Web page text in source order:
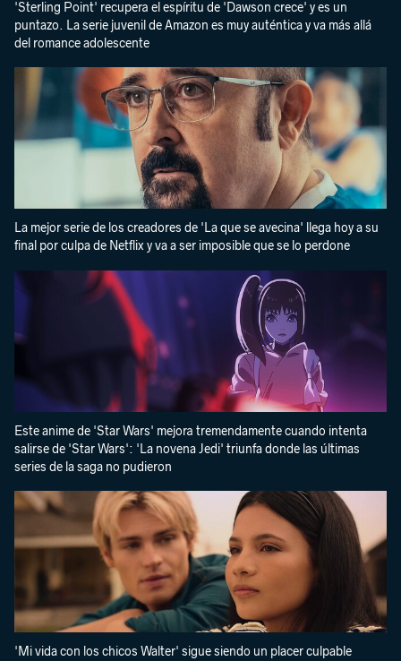
'Sterling Point' recupera el espíritu de 'Dawson crece' y es un
puntazo. La serie juvenil de Amazon es muy auténtica y va más allá
del romance adolescente
La mejor serie de los creadores de 'La que se avecina' llega hoy a su
final por culpa de Netflix y va a ser imposible que se lo perdone
Este anime de 'Star Wars' mejora tremendamente cuando intenta
salirse de 'Star Wars': 'La novena Jedi' triunfa donde las últimas
series de la saga no pudieron
'Mi vida con los chicos Walter' sigue siendo un placer culpable